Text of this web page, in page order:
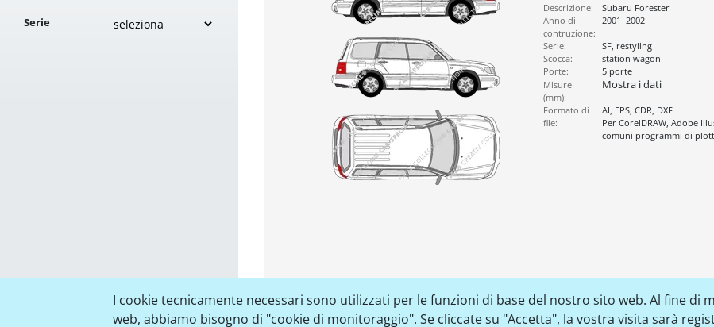
I cookie tecnicamente necessari sono utilizzati per le funzioni di base del nostro sito web. Al fine
web, abbiamo bisogno di "cookie di monitoraggio". Se cliccate su "Accetta", la vostra visita sarà
Serie
Descrizione:
Subaru Forester
Anno di
contruzione:
2001–2002
Serie:
SF, restyling
Scocca:
station wagon
Porte:
5 porte
Misure
(mm):
Mostra i dati
Formato di
file:
AI, EPS, CDR, DXF
Per CorelDRAW, Adobe
comuni programmi di